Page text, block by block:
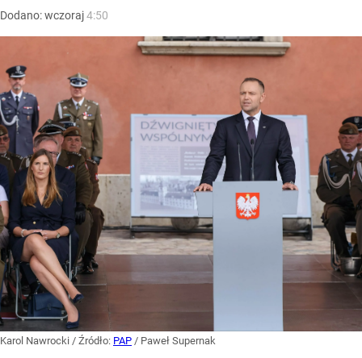
Dodano:wczoraj4:50
Karol Nawrocki / Źródło: PAP / Paweł Supernak